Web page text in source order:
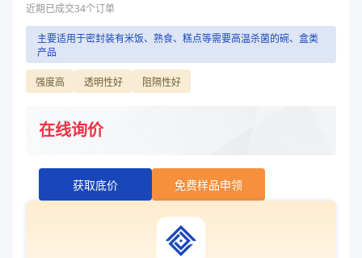
近期已成交34个订单
主要适用于密封装有米饭、熟食、糕点等需要高温杀菌的碗、盒类
产品
强度高 透明性好 阻隔性好
在线询价
获取底价 免费样品申领